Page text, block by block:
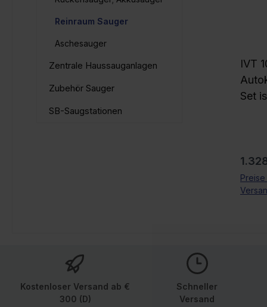
Reinraum Sauger
Aschesauger
Zentrale Haussauganlagen
Zubehör Sauger
SB-Saugstationen
IVT
Set
aus
Silikon
Kostenloser Versand ab €
300 (D)
Schneller
Versand